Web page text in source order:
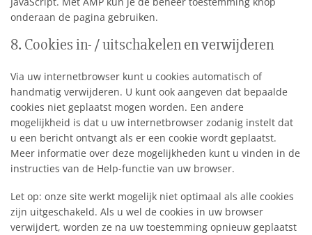
onderaan de pagina gebruiken.
8. Cookies in- / uitschakelen en verwijderen
Via uw internetbrowser kunt u cookies automatisch of
handmatig verwijderen. U kunt ook aangeven dat bepaalde
cookies niet geplaatst mogen worden. Een andere
mogelijkheid is dat u uw internetbrowser zodanig instelt dat
u een bericht ontvangt als er een cookie wordt geplaatst.
Meer informatie over deze mogelijkheden kunt u vinden in de
instructies van de Help-functie van uw browser.
Let op: onze site werkt mogelijk niet optimaal als alle cookies
zijn uitgeschakeld. Als u wel de cookies in uw browser
verwijdert, worden ze na uw toestemming opnieuw geplaatst